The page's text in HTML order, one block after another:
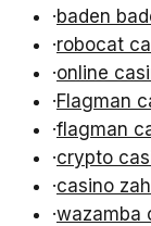
·baden
·robocat
·online
·Flagman
·flagman
·crypto
·casino
·wazamba